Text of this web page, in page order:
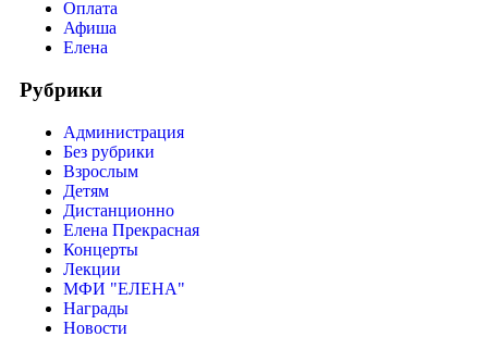
Оплата
Афиша
Елена
Рубрики
Администрация
Без рубрики
Взрослым
Детям
Дистанционно
Елена Прекрасная
Концерты
Лекции
МФИ "ЕЛЕНА"
Награды
Новости